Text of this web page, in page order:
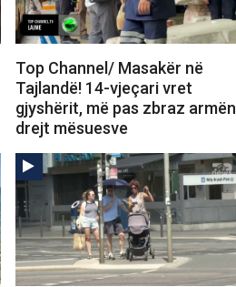
Top Channel/ Masakër në
Tajlandë! 14-vjeçari vret
gjyshërit, më pas zbraz armën
drejt mësuesve